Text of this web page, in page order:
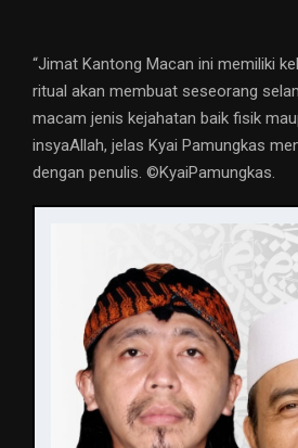
“Jimat Kantong Macan ini memiliki
ritual akan membuat seseorang
macam jenis kejahatan baik fisik
insyaAllah, jelas Kyai Pamungkas
dengan penulis. ©️KyaiPamungkas.